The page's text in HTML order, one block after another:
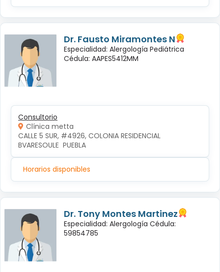
Dr. Fausto Miramontes N
Especialidad: Alergología Pediátrica
Cédula: AAPES5412MM
Consultorio
Clínica metta
CALLE 5 SUR, #4926, COLONIA RESIDENCIAL
BVARESOULE  PUEBLA
Horarios disponibles
Dr. Tony Montes Martinez
Especialidad: Alergología Cédula:
59854785